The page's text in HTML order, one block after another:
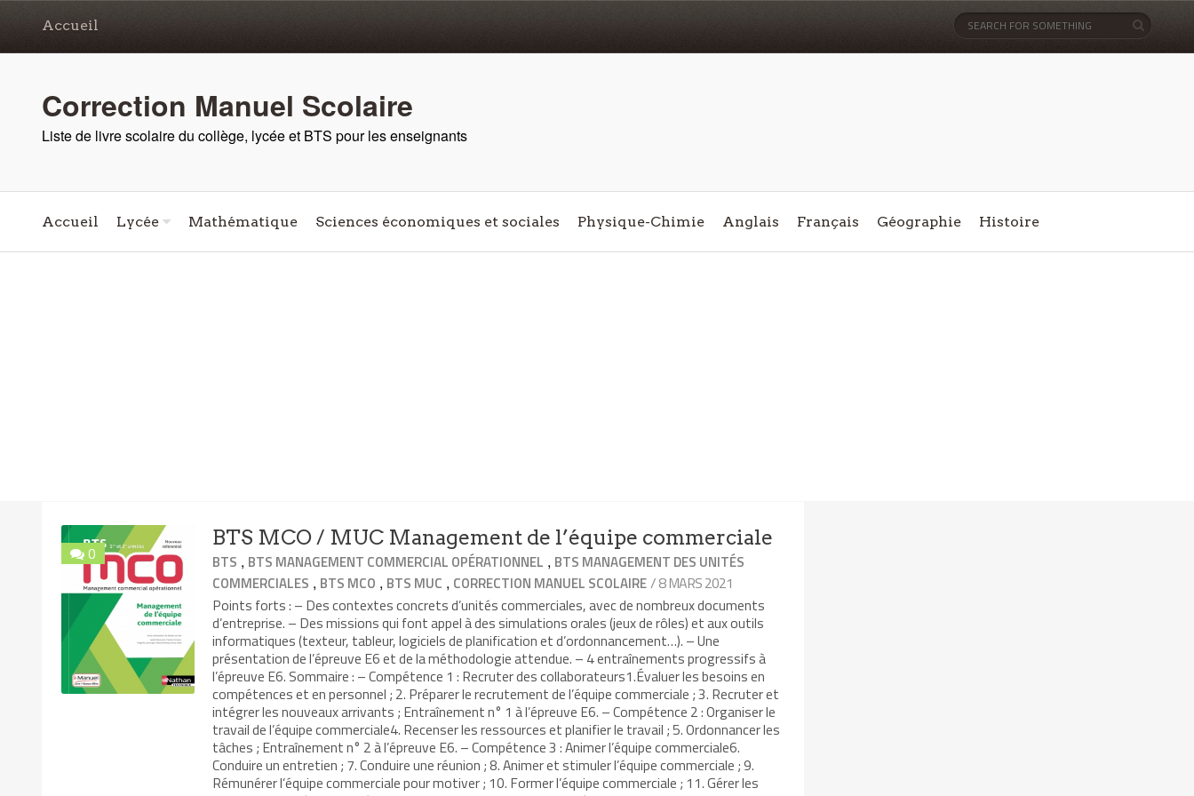
Accueil
Correction Manuel Scolaire
Liste de livre scolaire du collège, lycée et BTS pour les enseignants
Accueil Lycée Mathématique Sciences économiques et sociales Physique-Chimie Anglais Français Géographie Histoire
0
BTS MCO / MUC Management de l’équipe commerciale
BTS , BTS MANAGEMENT COMMERCIAL OPÉRATIONNEL , BTS MANAGEMENT DES UNITÉS
COMMERCIALES , BTS MCO , BTS MUC , CORRECTION MANUEL SCOLAIRE/ 8 MARS 2021
Points forts : – Des contextes concrets d’unités commerciales, avec de nombreux documents
d’entreprise. – Des missions qui font appel à des simulations orales (jeux de rôles) et aux outils
informatiques (texteur, tableur, logiciels de planification et d’ordonnancement…). – Une
présentation de l’épreuve E6 et de la méthodologie attendue. – 4 entraînements progressifs à
l’épreuve E6. Sommaire : – Compétence 1 : Recruter des collaborateurs1.Évaluer les besoins en
compétences et en personnel ; 2. Préparer le recrutement de l’équipe commerciale ; 3. Recruter et
intégrer les nouveaux arrivants ; Entraînement n° 1 à l’épreuve E6. – Compétence 2 : Organiser le
travail de l’équipe commerciale4. Recenser les ressources et planifier le travail ; 5. Ordonnancer les
tâches ; Entraînement n° 2 à l’épreuve E6. – Compétence 3 : Animer l’équipe commerciale6.
Conduire un entretien ; 7. Conduire une réunion ; 8. Animer et stimuler l’équipe commerciale ; 9.
Rémunérer l’équipe commerciale pour motiver ; 10. Former l’équipe commerciale ; 11. Gérer les